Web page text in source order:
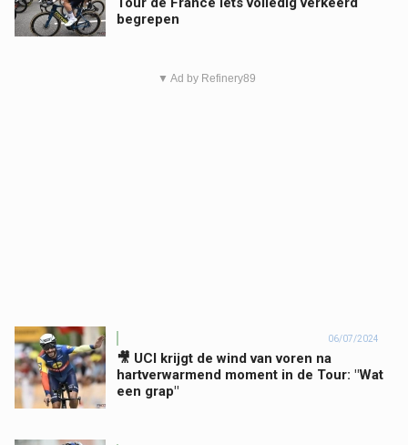
begrepen
▼ Ad by Refinery89
06/07/2024
🎥 UCI krijgt de wind van voren na
hartverwarmend moment in de Tour: "Wat
een grap"